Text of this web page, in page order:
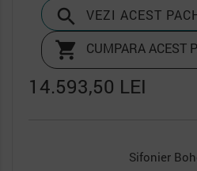
 VEZI ACEST
 CUMPARA ACEST
14.593,50 LEI
Sifonier